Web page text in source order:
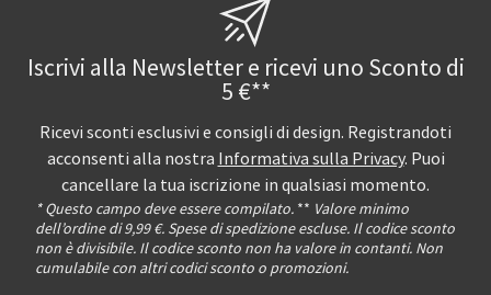
Iscrivi alla Newsletter e ricevi uno Sconto di
5 €**
Ricevi sconti esclusivi e consigli di design. Registrandoti
acconsenti alla nostra Informativa sulla Privacy. Puoi
cancellare la tua iscrizione in qualsiasi momento.
* Questo campo deve essere compilato. ** Valore minimo
dell’ordine di 9,99 €. Spese di spedizione escluse. Il codice sconto
non è divisibile. Il codice sconto non ha valore in contanti. Non
cumulabile con altri codici sconto o promozioni.